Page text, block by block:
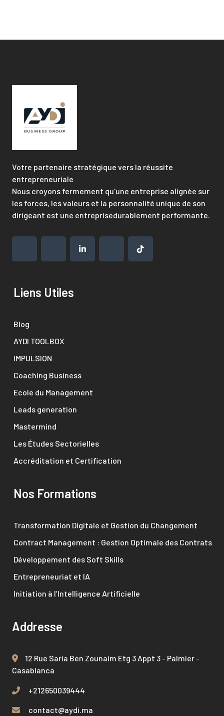
Votre partenaire stratégique vers la réussite
entrepreneuriale
Nous croyons fermement qu'une entreprise alignée sur
les forces, les valeurs et la personnalité unique de son
dirigeant est une entreprisedurablement performante.
Liens Utiles
Blog
AYDI TOOLBOX
IMPULSION
Coaching Business
Ecole du Management
Leads generation
Mastermind
Les Études Sectorielles
Accréditation et Certification
Nos Formations
Transformation Digitale et Gestion du Changement
Contract Management : Gestion Optimale des Contrats
Développement des Soft Skills
Entrepreneuriat et IA
Initiation à l’Intelligence Artificielle
Addresse
12 Rue Saria Ben Zounaim Etg 3 Appt 3 - Palmier -
Casablanca
+212650039444
contact@aydi.ma